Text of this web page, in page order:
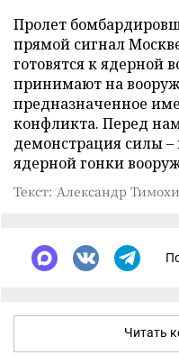
Пролет
прямой сигнал
готовятся к ядерной
принимают на
предназначенное
конфликта. Перед
демонстрация силы
ядерной гонки
Текст: Александр
Читать